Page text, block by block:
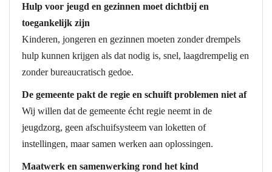
Hulp voor jeugd en gezinnen moet dichtbij en
toegankelijk zijn
Kinderen, jongeren en gezinnen moeten zonder drempels
hulp kunnen krijgen als dat nodig is, snel, laagdrempelig en
zonder bureaucratisch gedoe.
De gemeente pakt de regie en schuift problemen niet af
Wij willen dat de gemeente écht regie neemt in de
jeugdzorg, geen afschuifsysteem van loketten of
instellingen, maar samen werken aan oplossingen.
Maatwerk en samenwerking rond het kind